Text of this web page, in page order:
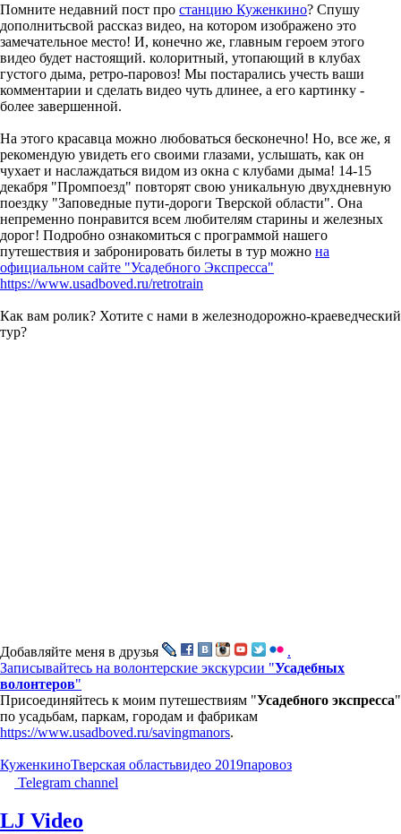
Помните недавний пост про станцию Куженкино? Спушу
дополнитьсвой рассказ видео, на котором изображено это
замечательное место! И, конечно же, главным героем этого
видео будет настоящий. колоритный, утопающий в клубах
густого дыма, ретро-паровоз! Мы постарались учесть ваши
комментарии и сделать видео чуть длинее, а его картинку -
более завершенной.
На этого красавца можно любоваться бесконечно! Но, все же, я
рекомендую увидеть его своими глазами, услышать, как он
чухает и наслаждаться видом из окна с клубами дыма! 14-15
декабря "Промпоезд" повторят свою уникальную двухдневную
поездку "Заповедные пути-дороги Тверской области". Она
непременно понравится всем любителям старины и железных
дорог! Подробно ознакомиться с программой нашего
путешествия и забронировать билеты в тур можно на
официальном сайте "Усадебного Экспресса"
https://www.usadboved.ru/retrotrain
Как вам ролик? Хотите с нами в железнодорожно-краеведческий
тур?
Добавляйте меня в друзья
.
Записывайтесь на волонтерские экскурсии "Усадебных
волонтеров"
Присоединяйтесь к моим путешествиям "Усадебного экспресса"
по усадьбам, паркам, городам и фабрикам
https://www.usadboved.ru/savingmanors.
КуженкиноТверская областьвидео 2019паровоз
Telegram channel
LJ Video